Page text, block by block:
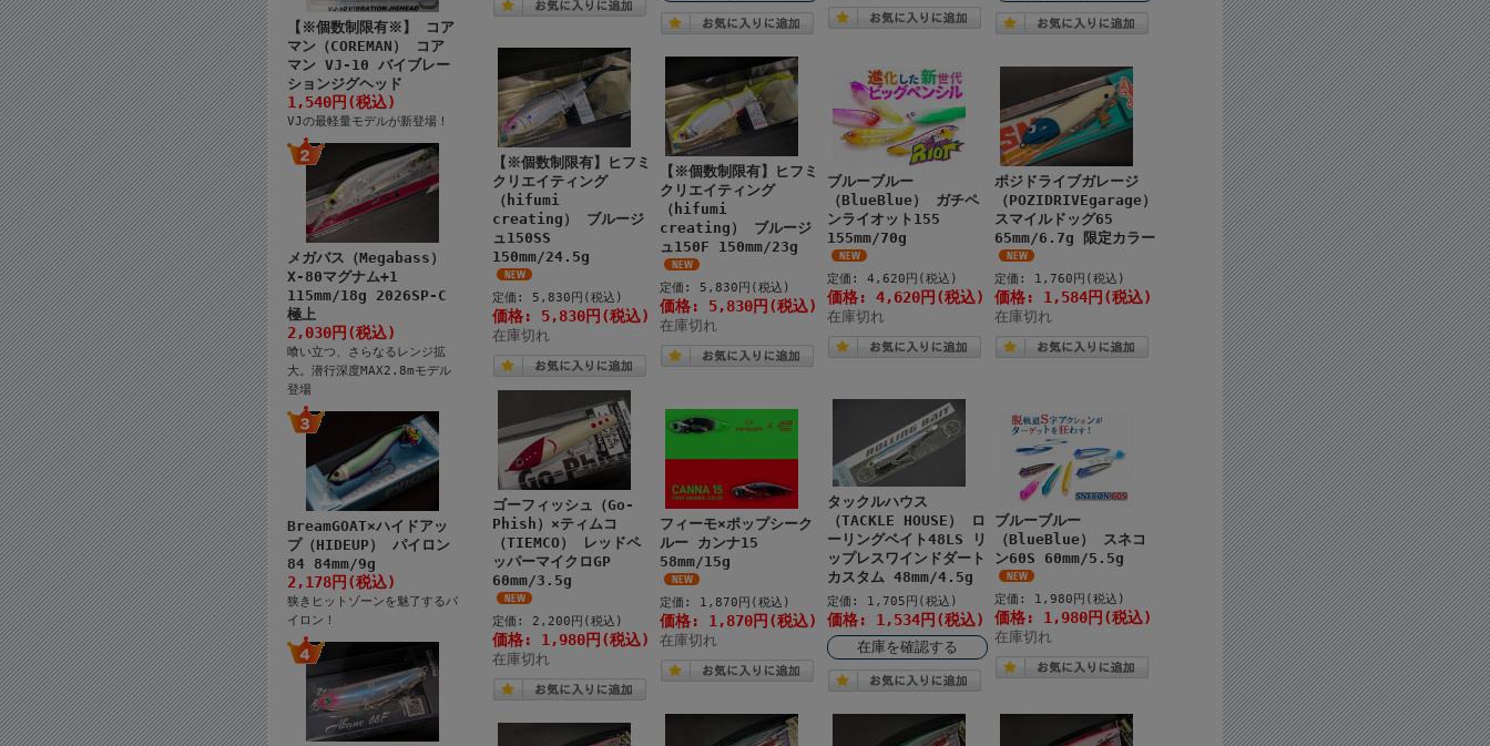
【※個数制限有※】 コア
マン（COREMAN） コア
マン VJ-10 バイブレー
ションジグヘッド
1,540円(税込)
VJの最軽量モデルが新登場！
メガバス（Megabass）
X-80マグナム+1
115mm/18g 2026SP-C
極上
2,030円(税込)
喰い立つ、さらなるレンジ拡
大。潜行深度MAX2.8mモデル
登場
BreamGOAT×ハイドアッ
プ（HIDEUP） パイロン
84 84mm/9g
2,178円(税込)
狭きヒットゾーンを魅了するパ
イロン！
【※個数制限有】ヒフミ
クリエイティング
（hifumi
creating） ブルージ
ュ150SS
150mm/24.5g
定価: 5,830円(税込)
価格: 5,830円(税込)
在庫切れ
【※個数制限有】ヒフミ
クリエイティング
（hifumi
creating） ブルージ
ュ150F 150mm/23g
定価: 5,830円(税込)
価格: 5,830円(税込)
在庫切れ
ブルーブルー
（BlueBlue） ガチペ
ンライオット155
155mm/70g
定価: 4,620円(税込)
価格: 4,620円(税込)
在庫切れ
ポジドライブガレージ
（POZIDRIVEgarage）
スマイルドッグ65
65mm/6.7g 限定カラー
定価: 1,760円(税込)
価格: 1,584円(税込)
在庫切れ
ゴーフィッシュ（Go-
Phish）×ティムコ
（TIEMCO） レッドペ
ッパーマイクロGP
60mm/3.5g
定価: 2,200円(税込)
価格: 1,980円(税込)
在庫切れ
フィーモ×ポップシーク
ルー カンナ15
58mm/15g
定価: 1,870円(税込)
価格: 1,870円(税込)
在庫切れ
タックルハウス
（TACKLE HOUSE） ロ
ーリングベイト48LS リ
ップレスワインドダート
カスタム 48mm/4.5g
定価: 1,705円(税込)
価格: 1,534円(税込)
在庫を確認する
ブルーブルー
（BlueBlue） スネコ
ン60S 60mm/5.5g
定価: 1,980円(税込)
価格: 1,980円(税込)
在庫切れ